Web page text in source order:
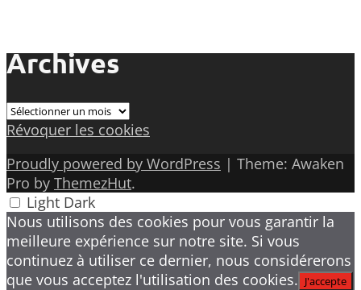
Archives
Archives
Révoquer les cookies
Proudly powered by WordPress | Theme: Awaken
Pro by ThemezHut.
Light Dark
Nous utilisons des cookies pour vous garantir la
meilleure expérience sur notre site. Si vous
continuez à utiliser ce dernier, nous considérerons
que vous acceptez l'utilisation des cookies. J'accepte